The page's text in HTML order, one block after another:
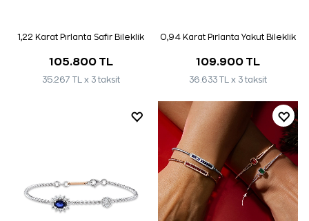
1,22 Karat Pırlanta Safir Bileklik
105.800 TL
35.267 TL x 3 taksit
0,94 Karat Pırlanta Yakut Bileklik
109.900 TL
36.633 TL x 3 taksit